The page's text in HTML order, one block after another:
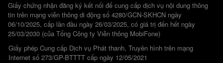
Giấy chứng nhận đăng ký kết nối để cung cấp dịch vụ nội dung thông
tin trên mạng viễn thông di động số 4280/GCN-SKHCN ngày
06/10/2025, cấp lần đầu ngày 26/03/2025, có giá trị đến hết ngày
25/03/2030 (của Tổng Công ty Viễn thông MobiFone)
Giấy phép Cung cấp Dịch vụ Phát thanh, Truyền hình trên mạng
Internet số 273/GP-BTTTT cấp ngày 12/05/2021